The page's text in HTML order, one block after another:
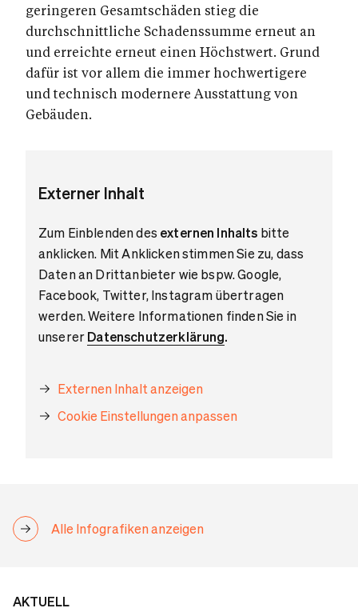
geringeren Gesamtschäden stieg die
durchschnittliche Schadenssumme erneut an
und erreichte erneut einen Höchstwert. Grund
dafür ist vor allem die immer hochwertigere
und technisch modernere Ausstattung von
Gebäuden.
Externer Inhalt
Zum Einblenden des externen Inhalts bitte
anklicken. Mit Anklicken stimmen Sie zu, dass
Daten an Drittanbieter wie bspw. Google,
Facebook, Twitter, Instagram übertragen
werden. Weitere Informationen finden Sie in
unsererDatenschutzerklärung.
Externen Inhalt anzeigen
Cookie Einstellungen anpassen
Alle Infografiken anzeigen
AKTUELL